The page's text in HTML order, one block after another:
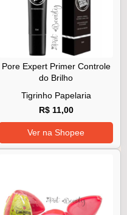
Pore Expert Primer Controle
do Brilho
Tigrinho Papelaria
R$ 11,00
Ver na Shopee